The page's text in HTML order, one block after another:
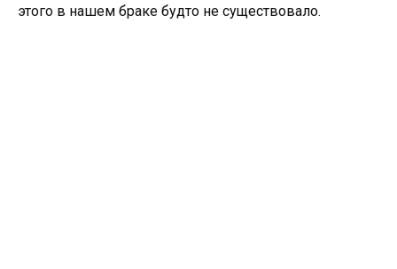
этого в нашем браке будто не существовало.